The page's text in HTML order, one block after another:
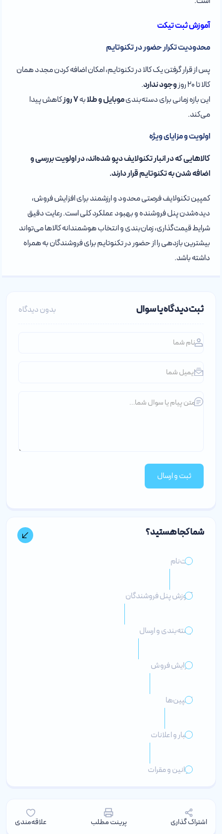
آموزش ثبت تیکت
محدودیت تکرار حضور در تکنوتایم
پس از قرار گرفتن یک کالا در تکنوتایم، امکان اضافه کردن مجدد همان
کالا تا ۲۰ روز
وجود ندارد.
این بازه زمانی برای دسته‌بندیموبایل و طلابه۷ روز
کاهش پیدا
می‌کند.
اولویت و مزایای ویژه
کالاهایی که در انبار تکنولایف دپو شده‌اند،در اولویت بررسی و
اضافه شدن به تکنوتایم قرار دارند.
کمپین تکنولایف فرصتی محدود و ارزشمند برای افزایش فروش،
دیده‌شدن پنل فروشنده و بهبود عملکرد کلی است. رعایت دقیق
شرایط قیمت‌گذاری، زمان‌بندی و انتخاب هوشمندانه کالاها می‌تواند
بیشترین بازدهی را از حضور در تکنوتایم برای فروشندگان به همراه
داشته باشد.
ثبت دیدگاه یا سوال بدون دیدگاه
ثبت و ارسال
شما کجا هستید؟
ثبت‌نام
آموزش پنل فروشندگان
بسته‌بندی و ارسال
افزایش فروش
کمپین‌ها
اخبار و اعلانات
قوانین و مقرات
اشتراک گذاری پرینت مطلب علاقه‌مندی